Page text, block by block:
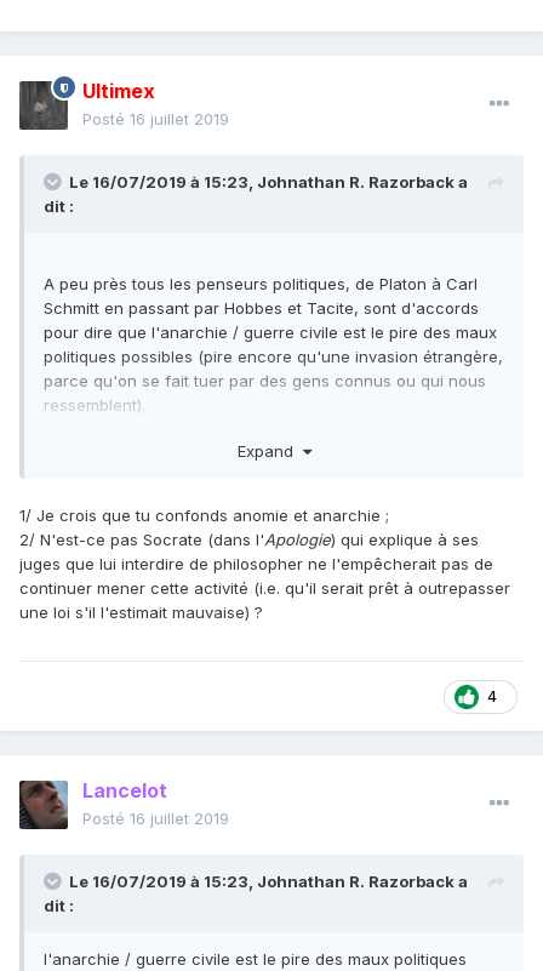
Ultimex
Posté 16 juillet 2019
Le 16/07/2019 à 15:23, Johnathan R. Razorbacka
dit :
A peu près tous les penseurs politiques, de Platon à Carl
Schmitt en passant par Hobbes et Tacite, sont d'accords
pour dire que l'anarchie / guerre civile est le pire des maux
politiques possibles (pire encore qu'une invasion étrangère,
parce qu'on se fait tuer par des gens connus ou qui nous
ressemblent).
qu'à son propre arbitraire. Hobbes l'a décrit en termes
Une telle situation (note en passant que la terreur totalitaire
est anarchique au sens de ma définition) est un mal radical
puisque l'individu est absolument incapable d'y poursuivre
sa finalité naturelle (c.a.d la recherche du bonheur). Ce qui
n'est même pas vrai d'un régime autoritaire (type Ancien
Expand
1/ Je crois que tu confonds anomie et anarchie ;
2/ N'est-ce pas Socrate (dans l'Apologie) qui explique à ses
juges que lui interdire de philosopher ne l'empêcherait pas de
continuer mener cette activité (i.e. qu'il serait prêt à outrepasser
une loi s'il l'estimait mauvaise) ?
4
Lancelot
Posté 16 juillet 2019
Le 16/07/2019 à 15:23, Johnathan R. Razorbacka
dit :
l'anarchie / guerre civile est le pire des maux politiques